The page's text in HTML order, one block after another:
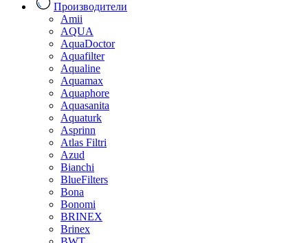
Производители
Amii
AQUA
AquaDoctor
Aquafilter
Aqualine
Aquamax
Aquaphore
Aquasanita
Aquaturk
Asprinn
Atlas Filtri
Azud
Bianchi
BlueFilters
Bona
Bonomi
BRINEX
Brinex